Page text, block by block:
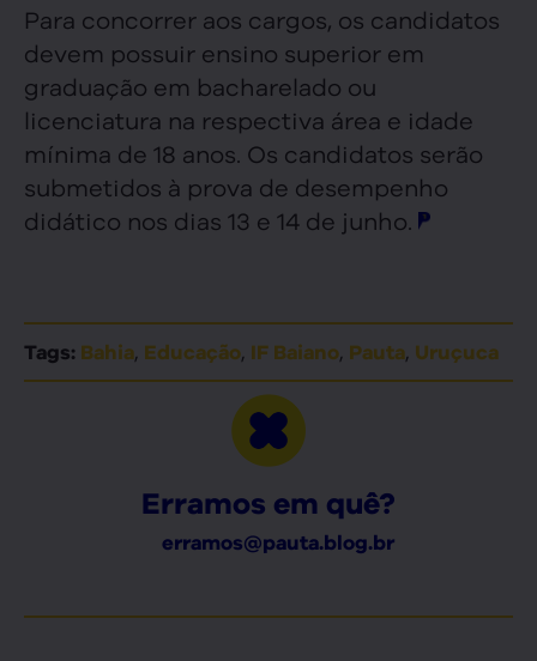
Para concorrer aos cargos, os candidatos
devem possuir ensino superior em
graduação em bacharelado ou
licenciatura na respectiva área e idade
mínima de 18 anos. Os candidatos serão
submetidos à prova de desempenho
didático nos dias 13 e 14 de junho.
Tags: Bahia, Educação, IF Baiano, Pauta, Uruçuca
Erramos em quê?
erramos@pauta.blog.br